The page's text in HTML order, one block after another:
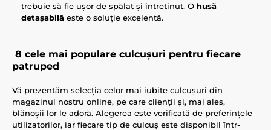
trebuie să fie ușor de spălat și întreținut. O husă
detașabilă este o soluție excelentă.
8 cele mai populare culcușuri pentru fiecare
patruped
Vă prezentăm selecția celor mai iubite culcușuri din
magazinul nostru online, pe care clienții și, mai ales,
blănoșii lor le adoră. Alegerea este verificată de preferințele
utilizatorilor, iar fiecare tip de culcuș este disponibil într-